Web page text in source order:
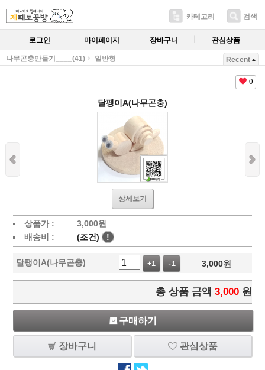
카테고리 검색
로그인 마이페이지 장바구니 관심상품
나무곤충만들기____(41) 일반형 Recent
0
달팽이A(나무곤충)
상세보기
상품가 : 3,000원
배송비 :
(조건) !
달팽이A(나무곤충) +1 -1 3,000원
총 상품 금액 3,000 원
구매하기
장바구니 관심상품